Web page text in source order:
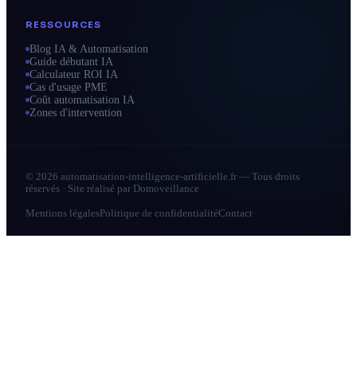
RESSOURCES
Blog IA & Automatisation
Guide débutant IA
Calculateur ROI IA
Cas d'usage PME
Coût automatisation IA
Zones d'intervention
© 2026 automatisation-intelligence-artificielle.fr — Tous droits
réservés · Site réalisé par Domoveillance
Mentions légales Politique de confidentialitéContact